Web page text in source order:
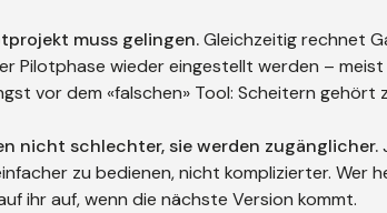
muss gelingen.Gleichzeitig rechnet
Pilotphase wieder eingestellt werden –
vor dem «falschen» Tool: Scheitern gehört
nicht schlechter, sie werden zugänglicher.
zu bedienen, nicht komplizierter.
ihr auf, wenn die nächste Version kommt.